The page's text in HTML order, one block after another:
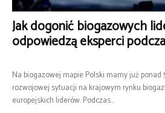
Jak dogonić biogazowych
odpowiedzą eksperci
Na biogazowej mapie Polski mamy już
rozwojowej sytuacji na krajowym rynku
europejskich liderów. Podczas...